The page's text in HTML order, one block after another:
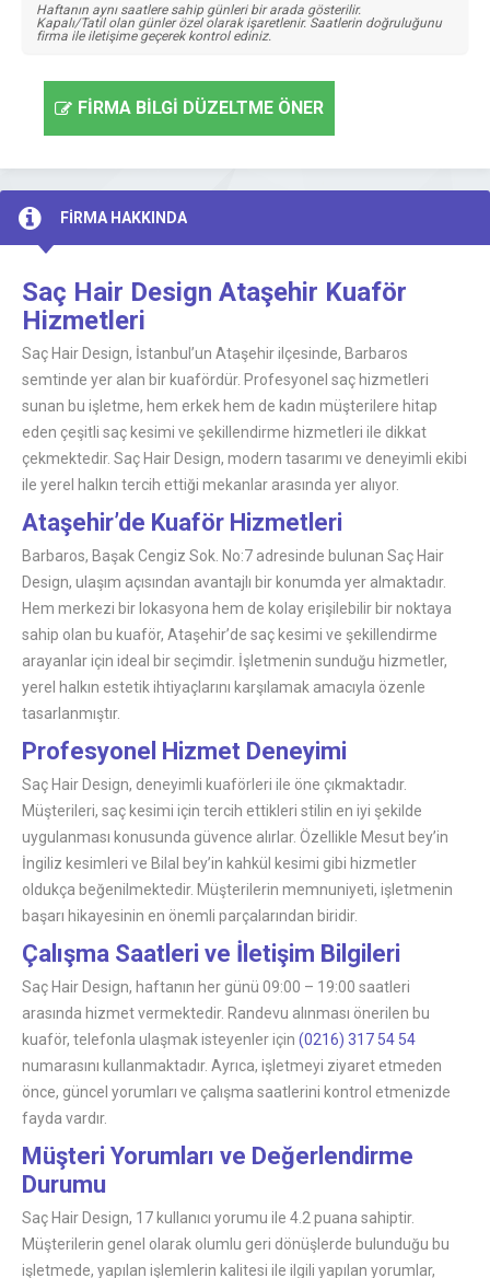
Haftanın aynı saatlere sahip günleri bir arada gösterilir.
Kapalı/Tatil olan günler özel olarak işaretlenir. Saatlerin doğruluğunu
firma ile iletişime geçerek kontrol ediniz.
FİRMA BİLGİ DÜZELTME ÖNER
FİRMA HAKKINDA
Saç Hair Design Ataşehir Kuaför
Hizmetleri
Saç Hair Design, İstanbul’un Ataşehir ilçesinde, Barbaros
semtinde yer alan bir kuafördür. Profesyonel saç hizmetleri
sunan bu işletme, hem erkek hem de kadın müşterilere hitap
eden çeşitli saç kesimi ve şekillendirme hizmetleri ile dikkat
çekmektedir. Saç Hair Design, modern tasarımı ve deneyimli ekibi
ile yerel halkın tercih ettiği mekanlar arasında yer alıyor.
Ataşehir’de Kuaför Hizmetleri
Barbaros, Başak Cengiz Sok. No:7 adresinde bulunan Saç Hair
Design, ulaşım açısından avantajlı bir konumda yer almaktadır.
Hem merkezi bir lokasyona hem de kolay erişilebilir bir noktaya
sahip olan bu kuaför, Ataşehir’de saç kesimi ve şekillendirme
arayanlar için ideal bir seçimdir. İşletmenin sunduğu hizmetler,
yerel halkın estetik ihtiyaçlarını karşılamak amacıyla özenle
tasarlanmıştır.
Profesyonel Hizmet Deneyimi
Saç Hair Design, deneyimli kuaförleri ile öne çıkmaktadır.
Müşterileri, saç kesimi için tercih ettikleri stilin en iyi şekilde
uygulanması konusunda güvence alırlar. Özellikle Mesut bey’in
İngiliz kesimleri ve Bilal bey’in kahkül kesimi gibi hizmetler
oldukça beğenilmektedir. Müşterilerin memnuniyeti, işletmenin
başarı hikayesinin en önemli parçalarından biridir.
Çalışma Saatleri ve İletişim Bilgileri
Saç Hair Design, haftanın her günü 09:00 – 19:00 saatleri
arasında hizmet vermektedir. Randevu alınması önerilen bu
kuaför, telefonla ulaşmak isteyenler için (0216) 317 54 54
numarasını kullanmaktadır. Ayrıca, işletmeyi ziyaret etmeden
önce, güncel yorumları ve çalışma saatlerini kontrol etmenizde
fayda vardır.
Müşteri Yorumları ve Değerlendirme
Durumu
Saç Hair Design, 17 kullanıcı yorumu ile 4.2 puana sahiptir.
Müşterilerin genel olarak olumlu geri dönüşlerde bulunduğu bu
işletmede, yapılan işlemlerin kalitesi ile ilgili yapılan yorumlar,